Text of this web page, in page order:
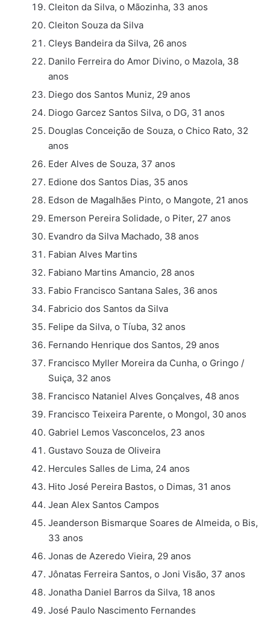
Cleiton da Silva, o Mãozinha, 33 anos
Cleiton Souza da Silva
Cleys Bandeira da Silva, 26 anos
Danilo Ferreira do Amor Divino, o Mazola, 38
anos
Diego dos Santos Muniz, 29 anos
Diogo Garcez Santos Silva, o DG, 31 anos
Douglas Conceição de Souza, o Chico Rato, 32
anos
Eder Alves de Souza, 37 anos
Edione dos Santos Dias, 35 anos
Edson de Magalhães Pinto, o Mangote, 21 anos
Emerson Pereira Solidade, o Piter, 27 anos
Evandro da Silva Machado, 38 anos
Fabian Alves Martins
Fabiano Martins Amancio, 28 anos
Fabio Francisco Santana Sales, 36 anos
Fabricio dos Santos da Silva
Felipe da Silva, o Tíuba, 32 anos
Fernando Henrique dos Santos, 29 anos
Francisco Myller Moreira da Cunha, o Gringo /
Suiça, 32 anos
Francisco Nataniel Alves Gonçalves, 48 anos
Francisco Teixeira Parente, o Mongol, 30 anos
Gabriel Lemos Vasconcelos, 23 anos
Gustavo Souza de Oliveira
Hercules Salles de Lima, 24 anos
Hito José Pereira Bastos, o Dimas, 31 anos
Jean Alex Santos Campos
Jeanderson Bismarque Soares de Almeida, o Bis,
33 anos
Jonas de Azeredo Vieira, 29 anos
Jônatas Ferreira Santos, o Joni Visão, 37 anos
Jonatha Daniel Barros da Silva, 18 anos
José Paulo Nascimento Fernandes